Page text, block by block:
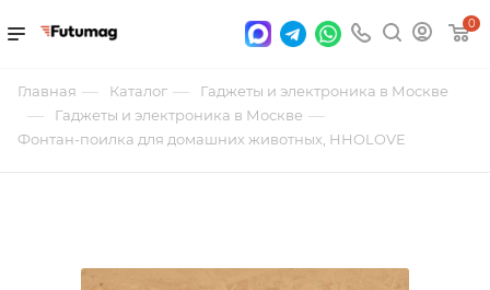
0
Главная — Каталог — Гаджеты и электроника в Москве
— Гаджеты и электроника в Москве —
Фонтан-поилка для домашних животных, HHOLOVE